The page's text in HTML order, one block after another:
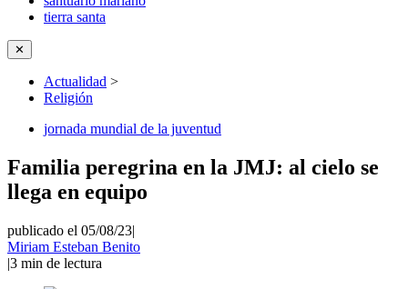
tierra santa
✕
Actualidad >
Religión
jornada mundial de la juventud
Familia peregrina en la JMJ: al cielo se
llega en equipo
publicado el 05/08/23|
Miriam Esteban Benito
|3 min de lectura